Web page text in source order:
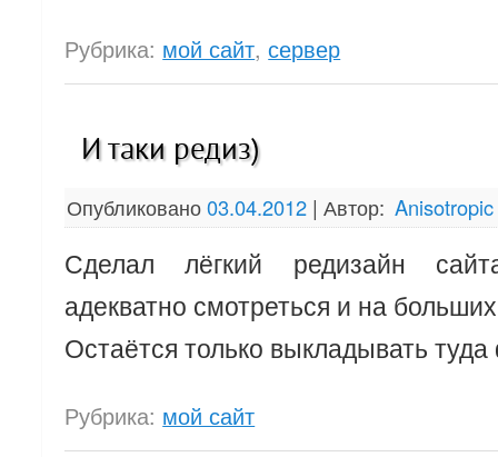
Рубрика: мой сайт,сервер
И таки редиз)
Опубликовано 03.04.2012 |Автор: Anisotropic
Сделал лёгкий редизайн
адекватно смотреться и на
Остаётся только выкладывать
Рубрика: мой сайт